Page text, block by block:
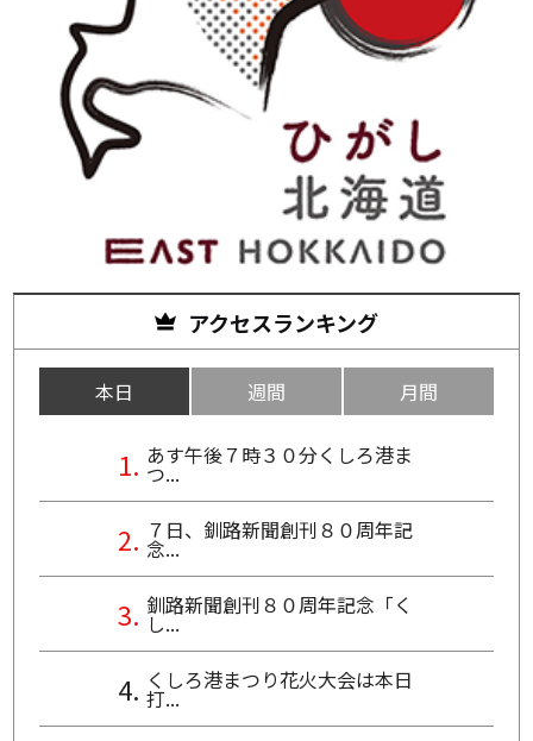
アクセスランキング
本日 週間 月間
あす午後７時３０分くしろ港ま
つ...
７日、釧路新聞創刊８０周年記
念...
釧路新聞創刊８０周年記念「く
し...
くしろ港まつり花火大会は本日
打...